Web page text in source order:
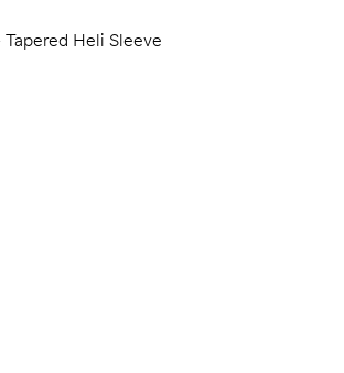
Heli Sleeve